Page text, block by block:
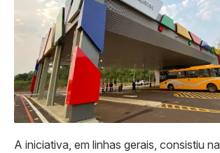
A iniciativa, em linhas gerais, consistiu na